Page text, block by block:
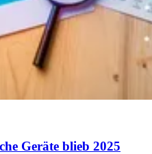
Geräte blieb 2025